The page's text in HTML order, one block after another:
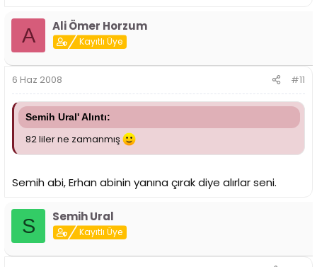
A Ali Ömer Horzum
Kayıtlı Üye
6 Haz 2008 #11
Semih Ural' Alıntı:
82 liler ne zamanmış
Semih abi, Erhan abinin yanına çırak diye alırlar seni.
S Semih Ural
Kayıtlı Üye